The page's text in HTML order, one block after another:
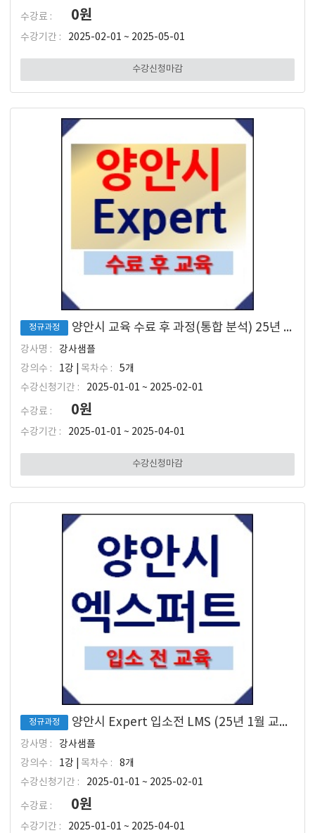
수강료 : 0원
수강기간 : 2025-02-01 ~ 2025-05-01
수강신청마감
정규과정 양안시 교육 수료 후 과정(통합 분석) 25년 1월 입소 대상
강사명 :
강사샘플
강의수 :
1강 | 목차수 :
5개
수강신청기간 :
2025-01-01 ~ 2025-02-01
수강료 : 0원
수강기간 : 2025-01-01 ~ 2025-04-01
수강신청마감
정규과정 양안시 Expert 입소전 LMS (25년 1월 교육 입소 대상)
강사명 :
강사샘플
강의수 :
1강 | 목차수 :
8개
수강신청기간 :
2025-01-01 ~ 2025-02-01
수강료 : 0원
수강기간 : 2025-01-01 ~ 2025-04-01